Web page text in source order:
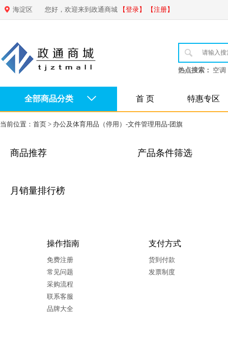
海淀区 您好，欢迎来到政通商城 【登录】 【注册】
热点搜索： 空调
全部商品分类 首 页 特惠专区
当前位置： 首页 > 办公及体育用品（停用）-文件管理用品-团旗
商品推荐
月销量排行榜
产品条件筛选
操作指南
免费注册
常见问题
采购流程
联系客服
品牌大全
支付方式
货到付款
发票制度